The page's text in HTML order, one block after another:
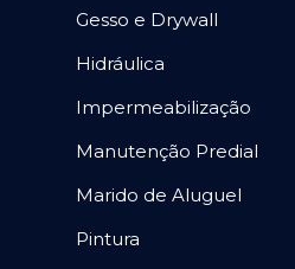
Gesso e Drywall
Hidráulica
Impermeabilização
Manutenção Predial
Marido de Aluguel
Pintura